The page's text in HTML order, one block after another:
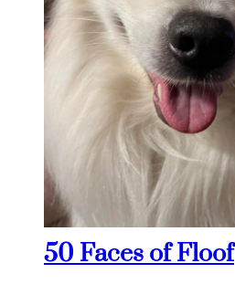
50 Faces of Floof